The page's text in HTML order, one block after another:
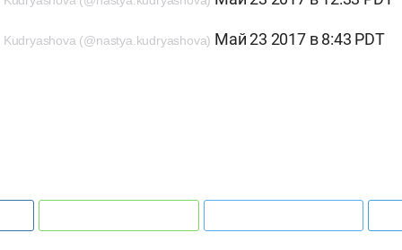
Kudryashova (@nastya.kudryashova) Май 23 2017 в 8:43 PDT